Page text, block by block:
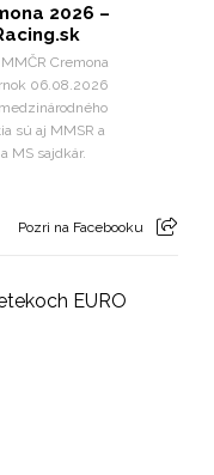
2026 –
Cremona
06.08.2026
sú aj MMSR a
MS sajdkár.
Pozri na Facebooku
EURO